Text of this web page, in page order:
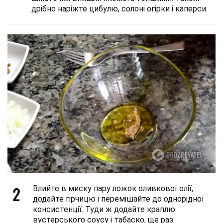
дрібно наріжте цибулю, солоні огірки і каперси.
2
Влийте в миску пару ложок оливкової олії,
додайте гірчицю і перемішайте до однорідної
консистенції. Туди ж додайте краплю
вустерського соусу і табаско, ще раз